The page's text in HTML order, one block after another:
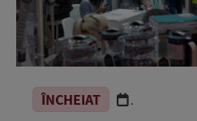
ÎNCHEIAT .